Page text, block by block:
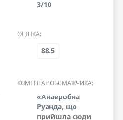
3/10
ОЦІНКА:
88.5
КОМЕНТАР ОБСМАЖЧИКА:
«Анаеробна
Руанда, що
прийшла сюди